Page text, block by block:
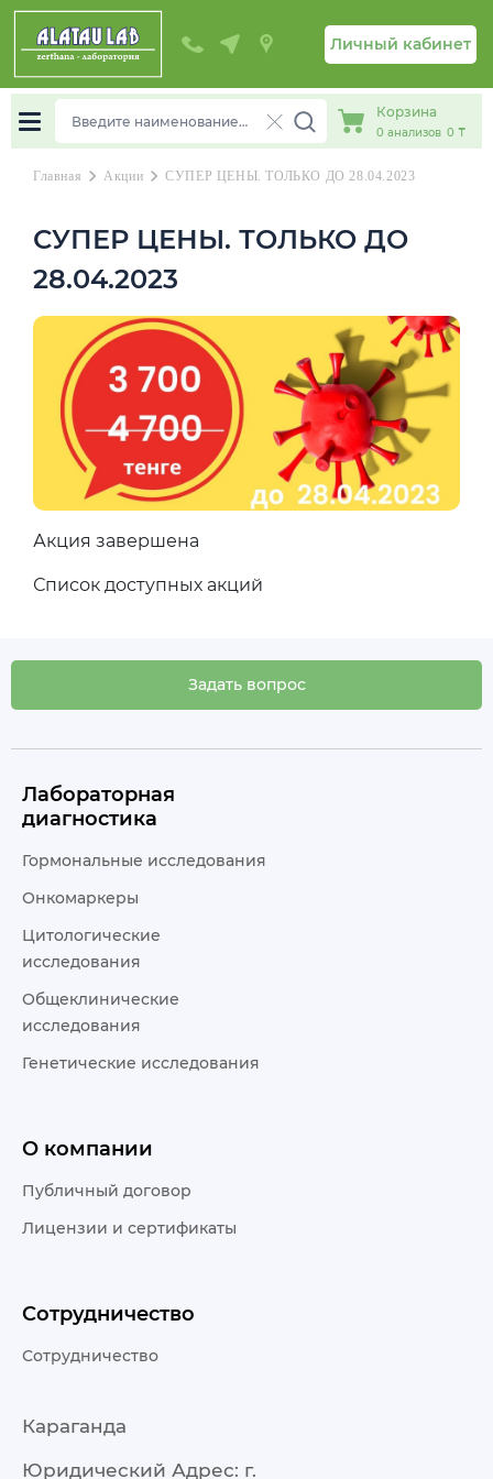
Личный кабинет
Корзина
0 анализов 0 ₸
Главная chevron_rightАкции chevron_rightСУПЕР ЦЕНЫ. ТОЛЬКО ДО 28.04.2023
СУПЕР ЦЕНЫ. ТОЛЬКО ДО
28.04.2023
Акция завершена
Список доступных акций
Задать вопрос
Лабораторная
диагностика
Гормональные исследования
Онкомаркеры
Цитологические
исследования
Общеклинические
исследования
Генетические исследования
О компании
Публичный договор
Лицензии и сертификаты
Сотрудничество
Сотрудничество
Караганда
Юридический Адрес: г.